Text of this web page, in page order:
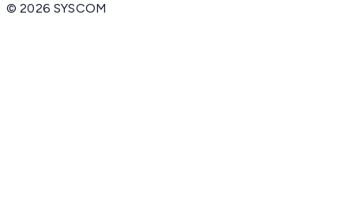
©2026 SYSCOM